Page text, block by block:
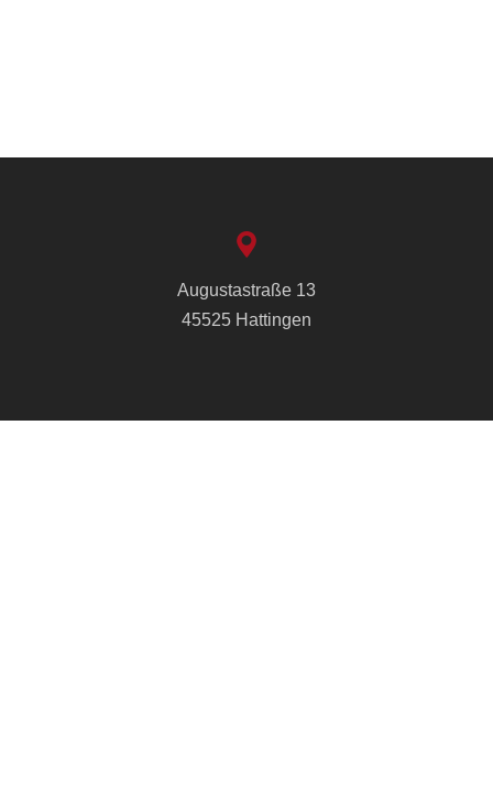
Augustastraße 13
45525 Hattingen